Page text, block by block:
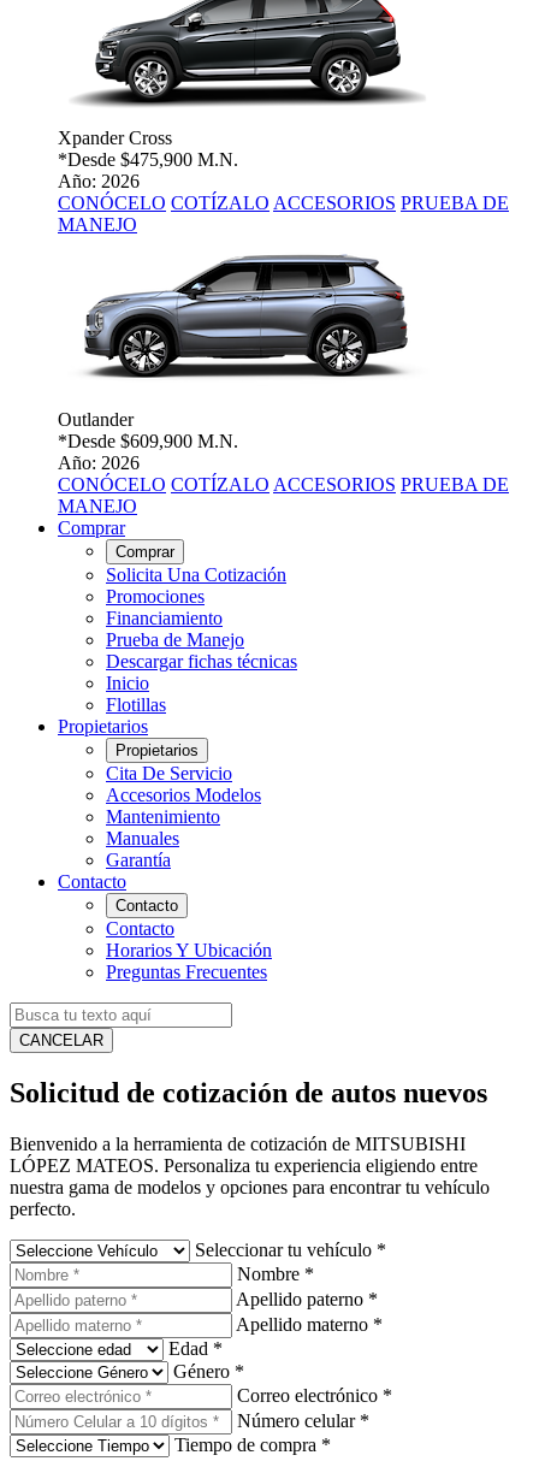
Xpander Cross
*Desde $475,900 M.N.
Año: 2026
CONÓCELO COTÍZALO ACCESORIOS PRUEBA DE
MANEJO
Outlander
*Desde $609,900 M.N.
Año: 2026
CONÓCELO COTÍZALO ACCESORIOS PRUEBA DE
MANEJO
Comprar
Comprar
Solicita Una Cotización
Promociones
Financiamiento
Prueba de Manejo
Descargar fichas técnicas
Inicio
Flotillas
Propietarios
Propietarios
Cita De Servicio
Accesorios Modelos
Mantenimiento
Manuales
Garantía
Contacto
Contacto
Contacto
Horarios Y Ubicación
Preguntas Frecuentes
CANCELAR
Solicitud de cotización de autos nuevos
Bienvenido a la herramienta de cotización de MITSUBISHI
LÓPEZ MATEOS. Personaliza tu experiencia eligiendo entre
nuestra gama de modelos y opciones para encontrar tu vehículo
perfecto.
Seleccionar tu vehículo *
Nombre *
Apellido paterno *
Apellido materno *
Edad *
Género *
Correo electrónico *
Número celular *
Tiempo de compra *